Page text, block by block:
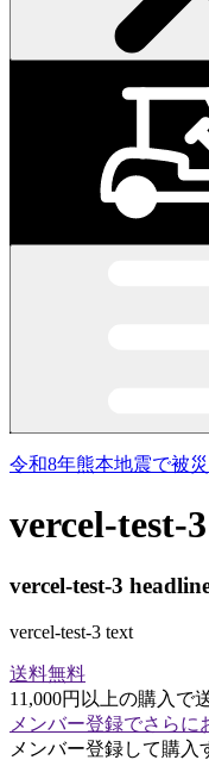
令和8年熊本地震で被
vercel-test-
vercel-test-3
vercel-test-3 text
送料無料
11,000円以上の購入で
メンバー登録でさらに
メンバー登録して購入